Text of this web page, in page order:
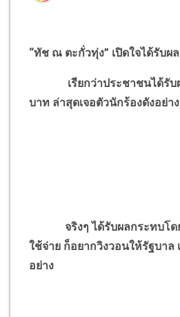
“ทัช ณ ตะกั่วทุ่ง” เปิดใจได้รับ
เรียกว่าประชาชนได้รับผล
บาท ล่าสุดเจอตัวนักร้องดังอย่า
จริงๆ ได้รับผลกระทบโดยต
ใช้จ่าย ก็อยากวิงวอนให้รัฐบา
อย่าง